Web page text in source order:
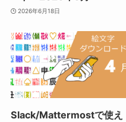
2026年6月18日
Slack/Mattermostで使え